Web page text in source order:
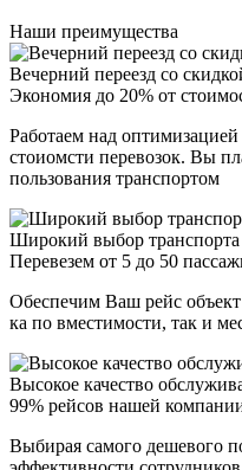
Наши преимущества
Вечерний переезд со
Экономия до 20% от
Работаем над
стоиомсти перевозок. Вы
пользования транспортом
Широкий выбор транспорта
Перевезем от 5 до 50
Обеспечим Ваш рейс
ка по вместимости, так и
Высокое качество
99% рейсов нашей
Выбирая самого дешевого